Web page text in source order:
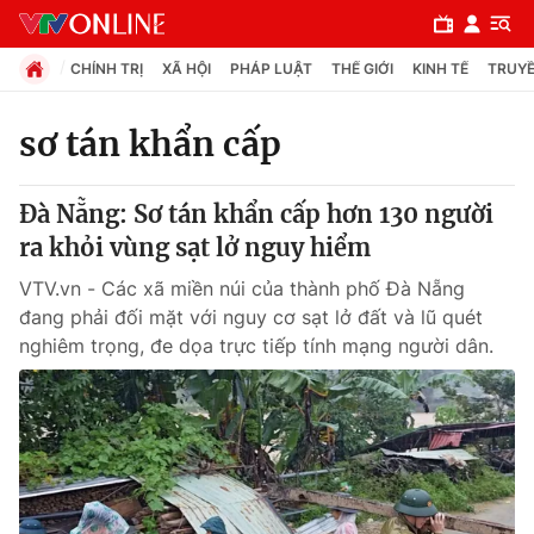
Chuyên mục
Chính trị
Xã hội
Pháp luật
Y tế
Thế giới
CHÍNH TRỊ XÃ HỘI PHÁP LUẬT THẾ GIỚI KINH TẾ
sơ tán khẩn cấp
Đà Nẵng: Sơ tán khẩn cấp hơn 130 người
ra khỏi vùng sạt lở nguy hiểm
VTV.vn - Các xã miền núi của thành phố Đà Nẵng
đang phải đối mặt với nguy cơ sạt lở đất và lũ quét
nghiêm trọng, đe dọa trực tiếp tính mạng người dân.